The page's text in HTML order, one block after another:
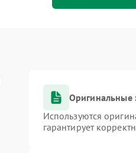
Оригинальные
Используются
гарантирует